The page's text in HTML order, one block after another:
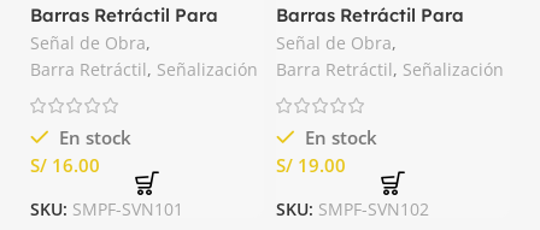
Barras Retráctil Para
Conos Amarillo Nacional
Señal de Obra,
Barra Retráctil, Señalización
En stock
S/
SKU: SMPF-SVN101
Barras Retráctil Para
Conos Azul Nacional
Señal de Obra,
Barra Retráctil, Señalización
En stock
S/
SKU: SMPF-SVN102